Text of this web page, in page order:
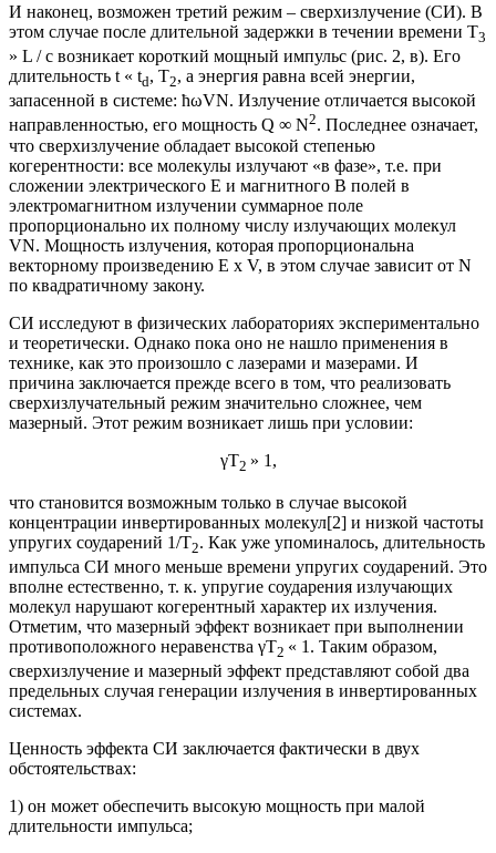
И наконец, возможен третий режим – сверхизлучение (СИ). В
этом случае после длительной задержки в течении времени Т3
» L / c возникает короткий мощный импульс (рис. 2, в). Его
длительность t « td, T2, а энергия равна всей энергии,
запасенной в системе: ћωVN. Излучение отличается высокой
направленностью, его мощность Q ∞ N2. Последнее означает,
что сверхизлучение обладает высокой степенью
когерентности: все молекулы излучают «в фазе», т.е. при
сложении электрического E и магнитного В полей в
электромагнитном излучении суммарное поле
пропорционально их полному числу излучающих молекул
VN. Мощность излучения, которая пропорциональна
векторному произведению Е х V, в этом случае зависит от N
по квадратичному закону.
СИ исследуют в физических лабораториях экспериментально
и теоретически. Однако пока оно не нашло применения в
технике, как это произошло с лазерами и мазерами. И
причина заключается прежде всего в том, что реализовать
сверхизлучательный режим значительно сложнее, чем
мазерный. Этот режим возникает лишь при условии:
γT2 » 1,
что становится возможным только в случае высокой
концентрации инвертированных молекул[2] и низкой частоты
упругих соударений 1/T2. Как уже упоминалось, длительность
импульса СИ много меньше времени упругих соударений. Это
вполне естественно, т. к. упругие соударения излучающих
молекул нарушают когерентный характер их излучения.
Отметим, что мазерный эффект возникает при выполнении
противоположного неравенства γT2 « 1. Таким образом,
сверхизлучение и мазерный эффект представляют собой два
предельных случая генерации излучения в инвертированных
системах.
Ценность эффекта СИ заключается фактически в двух
обстоятельствах:
1) он может обеспечить высокую мощность при малой
длительности импульса;